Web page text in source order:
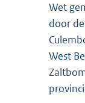
Wet
door
West